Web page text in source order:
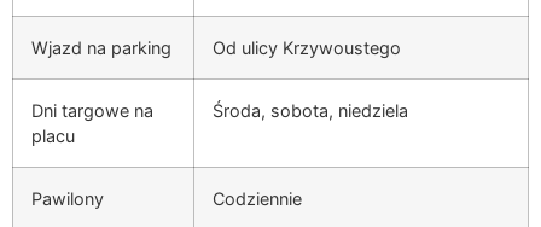
Wjazd na parking Od ulicy Krzywoustego
Dni targowe na
placu
Środa, sobota, niedziela
Pawilony Codziennie